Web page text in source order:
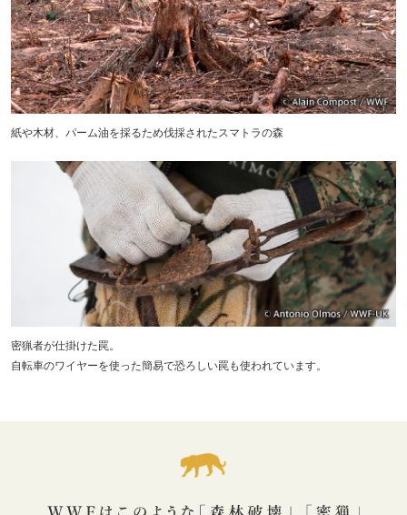
紙や木材、パーム油を採るため伐採されたスマトラの森
密猟者が仕掛けた罠。
自転車のワイヤーを使った簡易で恐ろしい罠も使われています。